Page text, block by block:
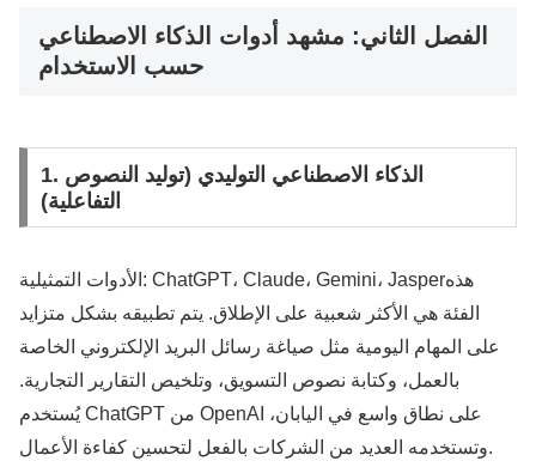
الفصل الثاني: مشهد أدوات الذكاء الاصطناعي
حسب الاستخدام
1. الذكاء الاصطناعي التوليدي (توليد النصوص
التفاعلية)
الأدوات التمثيلية: ChatGPT، Claude، Gemini، Jasperهذه
الفئة هي الأكثر شعبية على الإطلاق. يتم تطبيقه بشكل متزايد
على المهام اليومية مثل صياغة رسائل البريد الإلكتروني الخاصة
بالعمل، وكتابة نصوص التسويق، وتلخيص التقارير التجارية.
يُستخدم ChatGPT من OpenAI على نطاق واسع في اليابان،
وتستخدمه العديد من الشركات بالفعل لتحسين كفاءة الأعمال.